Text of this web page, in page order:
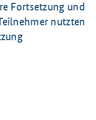
Fortsetzung und
nutzten